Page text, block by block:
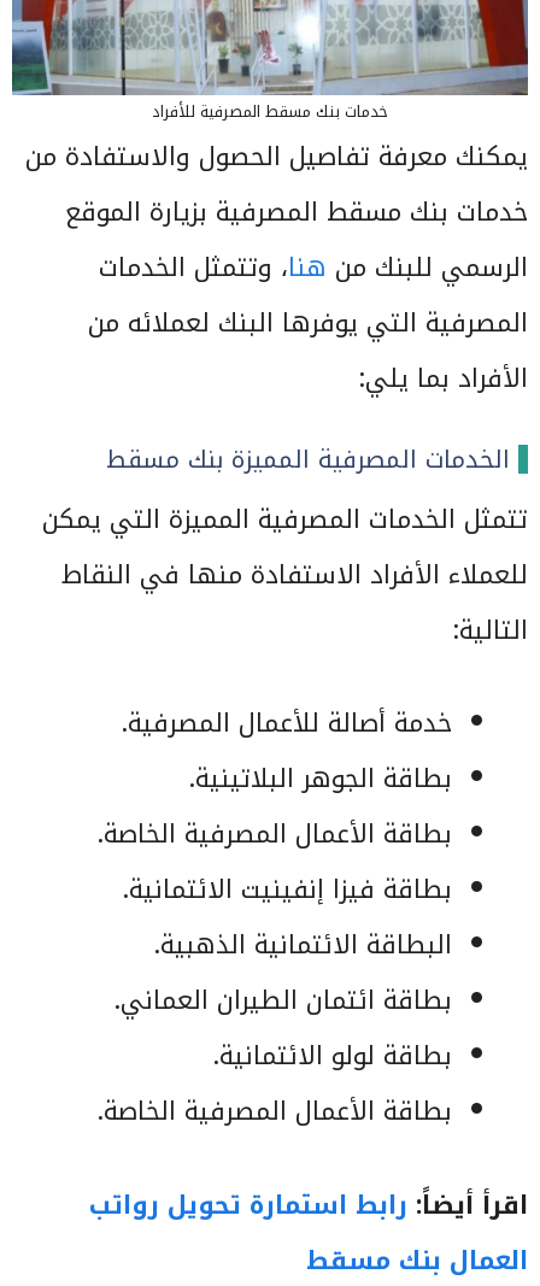
خدمات بنك مسقط المصرفية للأفراد
يمكنك معرفة تفاصيل الحصول والاستفادة من
خدمات بنك مسقط المصرفية بزيارة الموقع
الرسمي للبنك من هنا، وتتمثل الخدمات
المصرفية التي يوفرها البنك لعملائه من
الأفراد بما يلي:
الخدمات المصرفية المميزة بنك مسقط
تتمثل الخدمات المصرفية المميزة التي يمكن
للعملاء الأفراد الاستفادة منها في النقاط
التالية:
خدمة أصالة للأعمال المصرفية.
بطاقة الجوهر البلاتينية.
بطاقة الأعمال المصرفية الخاصة.
بطاقة فيزا إنفينيت الائتمانية.
البطاقة الائتمانية الذهبية.
بطاقة ائتمان الطيران العماني.
بطاقة لولو الائتمانية.
بطاقة الأعمال المصرفية الخاصة.
اقرأ أيضاً: رابط استمارة تحويل رواتب
العمال بنك مسقط